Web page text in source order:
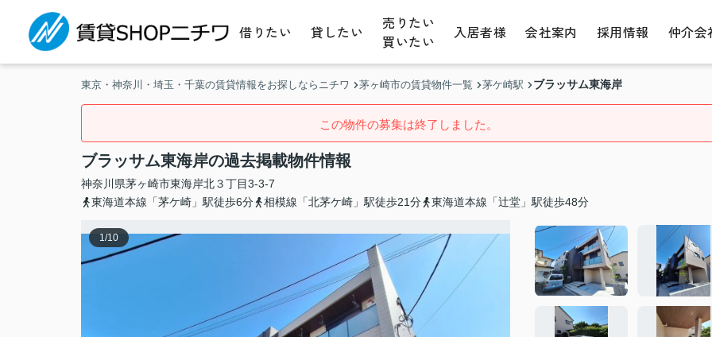
借りたい 貸したい
売りたい
買いたい
入居者様 会社案内 採用情報 仲介会
東京・神奈川・埼玉・千葉の賃貸情報をお探しならニチワ 茅ヶ崎市の賃貸物件一覧 茅ケ崎駅 ブラッサム東海岸
この物件の募集は終了しました。
ブラッサム東海岸の過去掲載物件情報
神奈川県茅ヶ崎市東海岸北３丁目3-3-7
東海道本線「茅ケ崎」駅徒歩6分
相模線「北茅ケ崎」駅徒歩21分 東海道本線「辻堂」駅徒歩48分
1/10